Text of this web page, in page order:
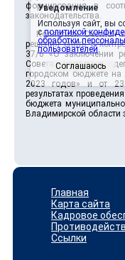
формирования в
законодательства.
Коллегией Счетной
решения снять с
37/6 «О заключении
Совета народных
городском бюджете
2023 годов» и от
результатах
бюджета
Владимирской области
Главная
Карта сайта
Кадровое
Ссылки
Уведомление
Используя сайт, вы
сполитикой
обработки
пользователей.
Соглашаюсь